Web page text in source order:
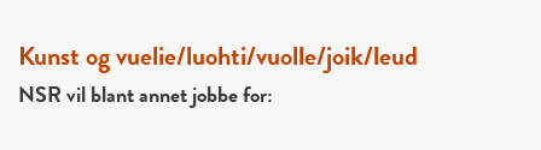
Kunst og vuelie/luohti/vuolle/joik/leud
NSR vil blant annet jobbe for: